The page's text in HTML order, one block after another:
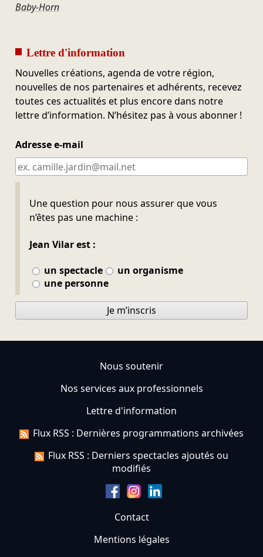
Baby-Horn
Lettre d'information
Nouvelles créations, agenda de votre région,
nouvelles de nos partenaires et adhérents, recevez
toutes ces actualités et plus encore dans notre
lettre d’information. N’hésitez pas à vous abonner !
Adresse e-mail
Une question pour nous assurer que vous
n’êtes pas une machine :
Jean Vilar est :
un spectacle
un organisme
une personne
Ne pas remplir
Je m’inscris
Nous soutenir
Nos services aux professionnels
Lettre d'information
Flux RSS : Dernières programmations archivées
Flux RSS : Derniers spectacles ajoutés ou
modifiés
Contact
Mentions légales